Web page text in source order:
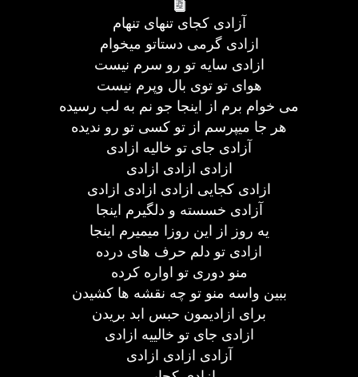
آزادی کجای تنهای تنهام
ازادی گرمی دستاتو میخوام
ازادی سایه تو رو سرم نیست
هوای تو توی بال وپرم نیست
می خوام برم از اینجا جو نم به لب رسیده
هر جا میپرسم از تو کسی تو رو ندیده
آزادی جای تو خالیه ازادی
ازادی ازادی ازادی
ازادی کجایی ازادی ازادی ازادی
آزادی خسسته و دلگیرم اینجا
یه روز از این روزا میمیرم اینجا
ازادی تو دلم حرف های درده
منو دوری تو اواره کرده
ببین واسه منو تو چه نقشه ها کشیدن
برای ازادیمون حبس ابد بریدن
ازادی جای تو خالییه ازادی
آزادی ازادی ازادی